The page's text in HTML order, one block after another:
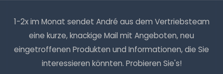
1-2x im Monat sendet André aus dem Vertriebsteam
eine kurze, knackige Mail mit Angeboten, neu
eingetroffenen Produkten und Informationen, die Sie
interessieren könnten. Probieren Sie's!